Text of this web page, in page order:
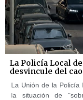
La Policía Local
desvincule del
La Unión de la Policía
la situación de